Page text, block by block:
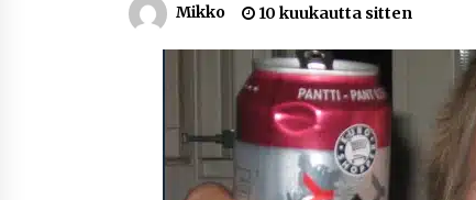
Jaakko Selin puoliso Simo – pitkä
1 viikko sitten
Pia Töyli – tapaus, joka jäi osaksi
Suomen rikoshistoriaa
3 viikkoa sitten
Mikko 10 kuukautta sitten